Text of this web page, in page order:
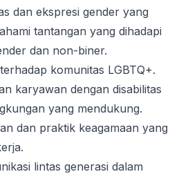
dan ekspresi gender yang
tantangan yang dihadapi
dan non-biner.
komunitas LGBTQ+.
karyawan dengan disabilitas
yang mendukung.
dan praktik keagamaan yang
lintas generasi dalam